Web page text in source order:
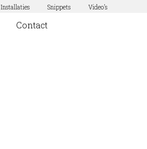
Installaties Snippets Video’s
Contact